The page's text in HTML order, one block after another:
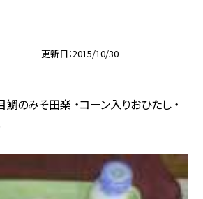
更新日 2015/10/30
鯛のみそ田楽 ・コーン入りおひたし ・